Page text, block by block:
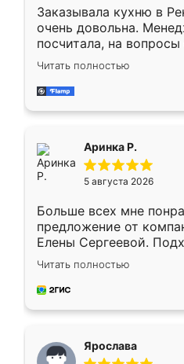
Заказывала кухню в
очень довольна.
посчитала, на вопросы
Замерщик приехал в
делу со всей
за день, ребята
Читать полностью
Аринка Р.
5 августа 2026
Больше всех мне
предложение от
Елены Сергеевой.
короткие сроки
для замера сотрудник
предложил по моему
Читать полностью
Ярослава